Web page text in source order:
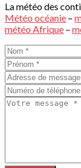
La météo des
Météo océanie –
météo Afrique –